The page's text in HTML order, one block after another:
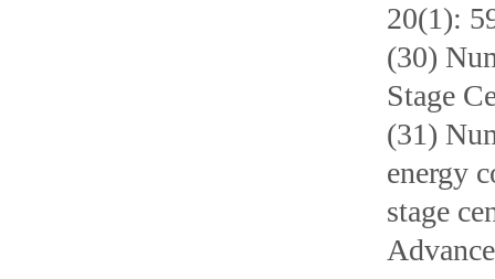
20(1):
(30)
Stage
(31)
energy
stage